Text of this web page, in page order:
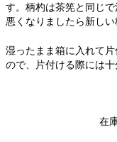
す。柄杓は茶筅と同じ
悪くなりましたら新しい
湿ったまま箱に入れて
ので、片付ける際には十
在